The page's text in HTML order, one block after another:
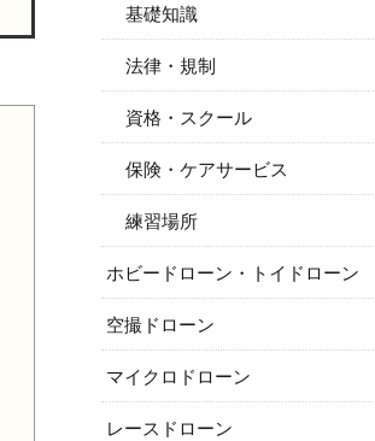
基礎知識
法律・規制
資格・スクール
保険・ケアサービス
練習場所
ホビードローン・トイドローン
空撮ドローン
マイクロドローン
レースドローン